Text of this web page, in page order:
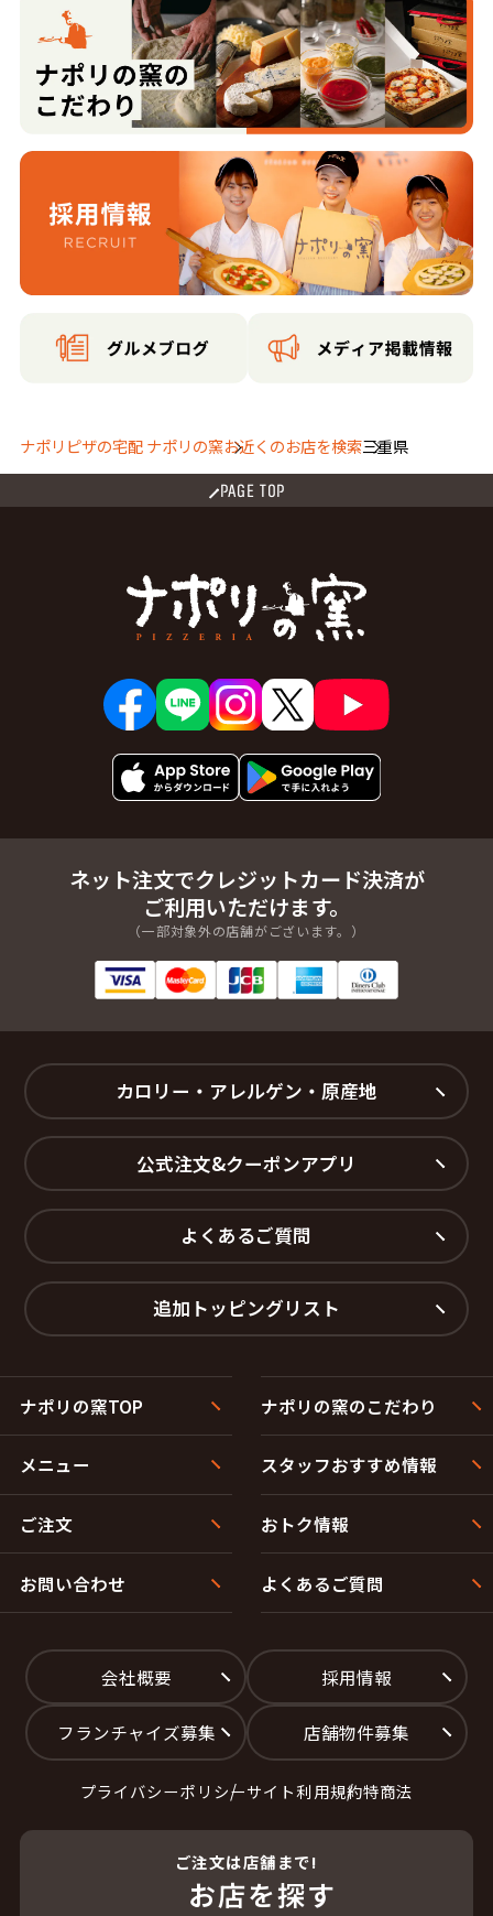
ナポリピザの宅配 ナポリの窯お近くのお店を検索三重県
PAGE TOP
ネット注文でクレジットカード決済が
ご利用いただけます。
（一部対象外の店舗がございます。）
カロリー・アレルゲン・原産地
公式注文&クーポンアプリ
よくあるご質問
追加トッピングリスト
ナポリの窯TOP ナポリの窯のこだわり
メニュー スタッフおすすめ情報
ご注文 おトク情報
お問い合わせ よくあるご質問
会社概要 採用情報
フランチャイズ募集 店舗物件募集
プライバシーポリシーサイト利用規約特商法
ご注文は店舗まで!
お店を探す